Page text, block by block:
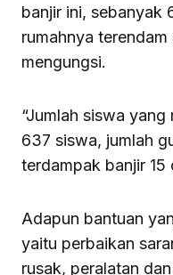
banjir ini, sebanyak
rumahnya
mengungsi.
“Jumlah siswa
637 siswa, jumlah
terdampak banjir 15
Adapun bantuan
yaitu perbaikan
rusak, peralatan